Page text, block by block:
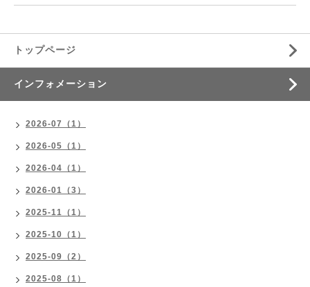
トップページ
インフォメーション
2026-07（1）
2026-05（1）
2026-04（1）
2026-01（3）
2025-11（1）
2025-10（1）
2025-09（2）
2025-08（1）